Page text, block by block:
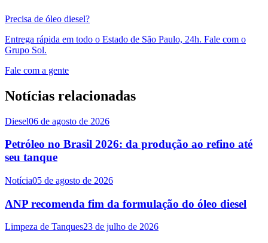
Precisa de óleo diesel?
Entrega rápida em todo o Estado de São Paulo, 24h. Fale com o
Grupo Sol.
Fale com a gente
Notícias relacionadas
Diesel06 de agosto de 2026
Petróleo no Brasil 2026: da produção ao refino até
seu tanque
Notícia05 de agosto de 2026
ANP recomenda fim da formulação do óleo diesel
Limpeza de Tanques23 de julho de 2026